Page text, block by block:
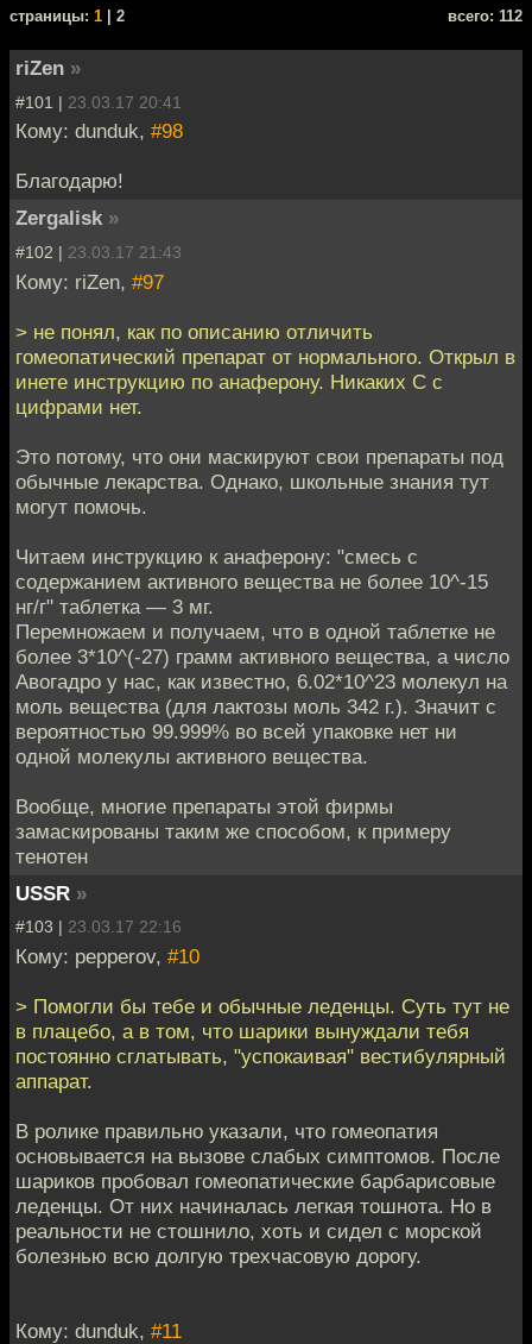
cтраницы: 1 | 2 всего: 112
riZen »
#101 | 23.03.17 20:41
Кому: dunduk, #98
Благодарю!
Zergalisk »
#102 | 23.03.17 21:43
Кому: riZen, #97
> не понял, как по описанию отличить
гомеопатический препарат от нормального. Открыл в
инете инструкцию по анаферону. Никаких С с
цифрами нет.
Это потому, что они маскируют свои препараты под
обычные лекарства. Однако, школьные знания тут
могут помочь.
Читаем инструкцию к анаферону: "смесь с
содержанием активного вещества не более 10^-15
нг/г" таблетка — 3 мг.
Перемножаем и получаем, что в одной таблетке не
более 3*10^(-27) грамм активного вещества, а число
Авогадро у нас, как известно, 6.02*10^23 молекул на
моль вещества (для лактозы моль 342 г.). Значит с
вероятностью 99.999% во всей упаковке нет ни
одной молекулы активного вещества.
Вообще, многие препараты этой фирмы
замаскированы таким же способом, к примеру
тенотен
USSR »
#103 | 23.03.17 22:16
Кому: pepperov, #10
> Помогли бы тебе и обычные леденцы. Суть тут не
в плацебо, а в том, что шарики вынуждали тебя
постоянно сглатывать, "успокаивая" вестибулярный
аппарат.
В ролике правильно указали, что гомеопатия
основывается на вызове слабых симптомов. После
шариков пробовал гомеопатические барбарисовые
леденцы. От них начиналась легкая тошнота. Но в
реальности не стошнило, хоть и сидел с морской
болезнью всю долгую трехчасовую дорогу.
Кому: dunduk, #11